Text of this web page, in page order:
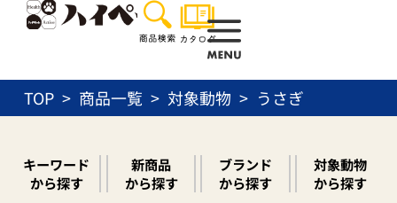
ッ
TOP 商品一覧 対象動物 うさぎ
キーワード
から探す
新商品
から探す
ブランド
から探す
対象動物
から探す